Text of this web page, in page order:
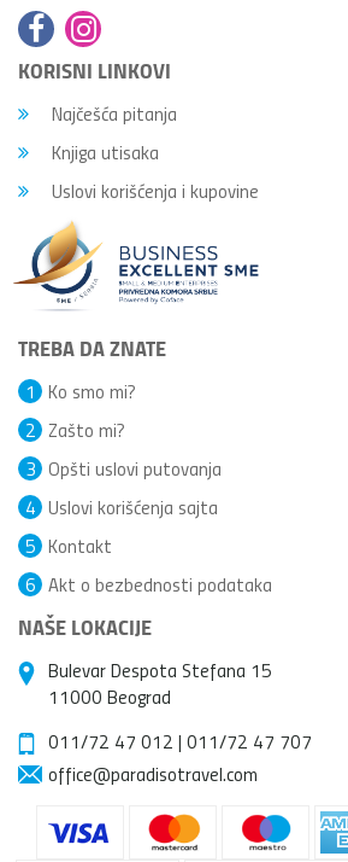
KORISNI LINKOVI
Najčešća pitanja
Knjiga utisaka
Uslovi korišćenja i kupovine
TREBA DA ZNATE
Ko smo mi?
1
Zašto mi?
2
Opšti uslovi putovanja
3
Uslovi korišćenja sajta
4
Kontakt
5
Akt o bezbednosti podataka
6
NAŠE LOKACIJE
Bulevar Despota Stefana 15
11000 Beograd
011/72 47 012 | 011/72 47 707
office@paradisotravel.com